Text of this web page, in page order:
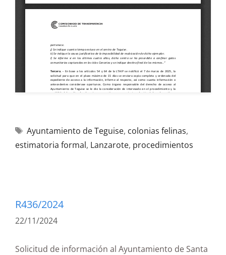
Ayuntamiento de Teguise, colonias felinas,
estimatoria formal, Lanzarote, procedimientos
R436/2024
22/11/2024
Solicitud de información al Ayuntamiento de Santa